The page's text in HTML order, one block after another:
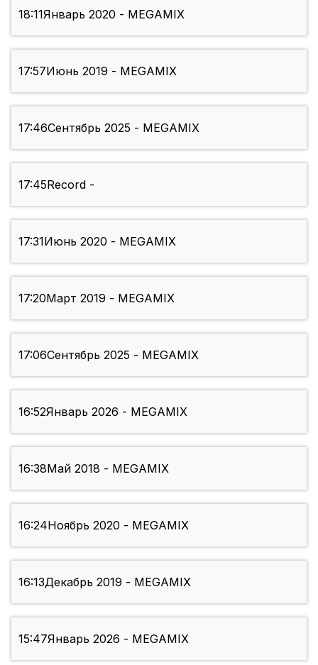
18:11Январь 2020 - MEGAMIX
17:57Июнь 2019 - MEGAMIX
17:46Сентябрь 2025 - MEGAMIX
17:45Record -
17:31Июнь 2020 - MEGAMIX
17:20Март 2019 - MEGAMIX
17:06Сентябрь 2025 - MEGAMIX
16:52Январь 2026 - MEGAMIX
16:38Май 2018 - MEGAMIX
16:24Ноябрь 2020 - MEGAMIX
16:13Декабрь 2019 - MEGAMIX
15:47Январь 2026 - MEGAMIX